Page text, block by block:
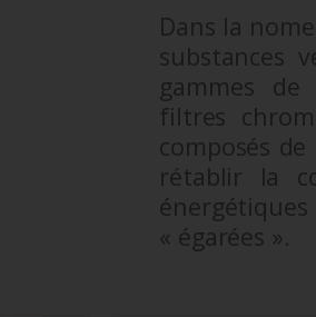
Dans la
substances
gammes de
filtres
composés
rétablir la
« égarées ».